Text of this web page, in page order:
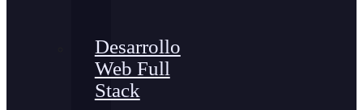
Desarrollo
Web Full
Stack